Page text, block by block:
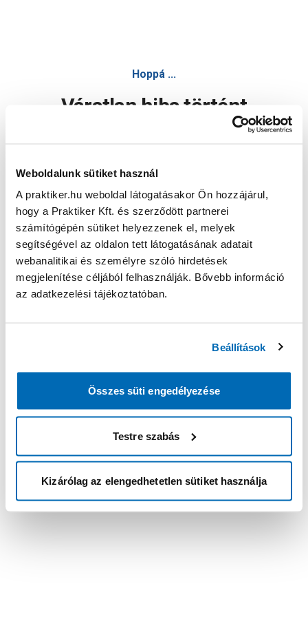
Weboldalunk sütiket használ
A praktiker.hu weboldal látogatásakor Ön hozzájárul,
hogy a Praktiker Kft. és szerződött partnerei
számítógépén sütiket helyezzenek el, melyek
segítségével az oldalon tett látogatásának adatait
webanalitikai és személyre szóló hirdetések
megjelenítése céljából felhasználják. Bővebb információ
az adatkezelési tájékoztatóban.
Beállítások
Összes süti engedélyezése
Testre szabás
Kizárólag az elengedhetetlen sütiket használja
Hoppá ...
Váratlan hiba történt
Oldal újratöltése